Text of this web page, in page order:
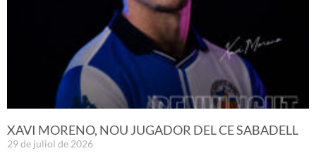
XAVI MORENO, NOU JUGADOR DEL CE SABADELL
29 de juliol de 2026